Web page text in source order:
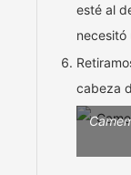
esté al
necesitó
cabeza